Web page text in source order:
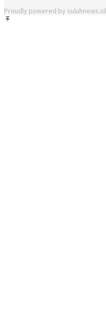
Proudly powered by suluhnews.id